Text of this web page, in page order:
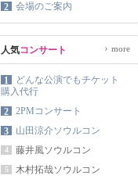
2
会場のご案内
人気コンサート
1
どんな公演でもチケット
購入代行
2
2PMコンサート
3
山田涼介ソウルコン
4 藤井風ソウルコン
5 木村拓哉ソウルコン
› more